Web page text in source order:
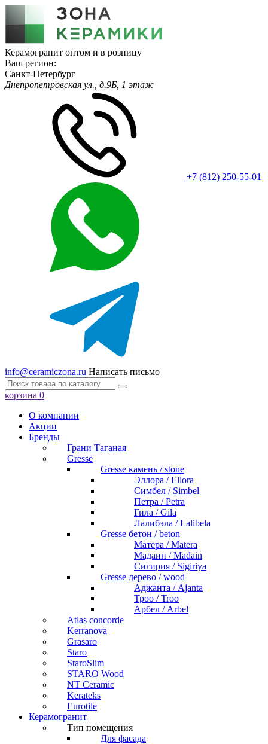
Керамогранит оптом и в розницу
Ваш регион:
Санкт-Петербург
Днепропетровская ул., д.9Б, 1 этаж
+7 (812) 250-55-01
info@ceramiczona.ru Написать письмо
корзина 0
О компании
Акции
Бренды
Грани Таганая
Gresse
Gresse камень / stone
Эллора / Ellora
Симбел / Simbel
Петра / Petra
Гила / Gila
Лалибэла / Lalibela
Gresse бетон / beton
Матера / Matera
Мадаин / Madain
Сигирия / Sigiriya
Gresse дерево / wood
Аджанта / Ajanta
Троо / Troo
Арбел / Arbel
Atlas concorde
Kerranova
Grasaro
Staro
StaroSlim
STARO Wood
NT Ceramic
Kerateks
Eurotile
Керамогранит
Тип помещения
Для фасада